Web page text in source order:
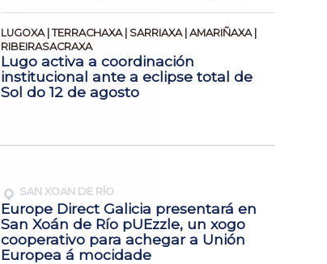
LUGOXA | TERRACHAXA | SARRIAXA | AMARIÑAXA |
RIBEIRASACRAXA
Lugo activa a coordinación
institucional ante a eclipse total de
Sol do 12 de agosto
SAN XOAN DE RÍO
Europe Direct Galicia presentará en
San Xoán de Río pUEzzle, un xogo
cooperativo para achegar a Unión
Europea á mocidade